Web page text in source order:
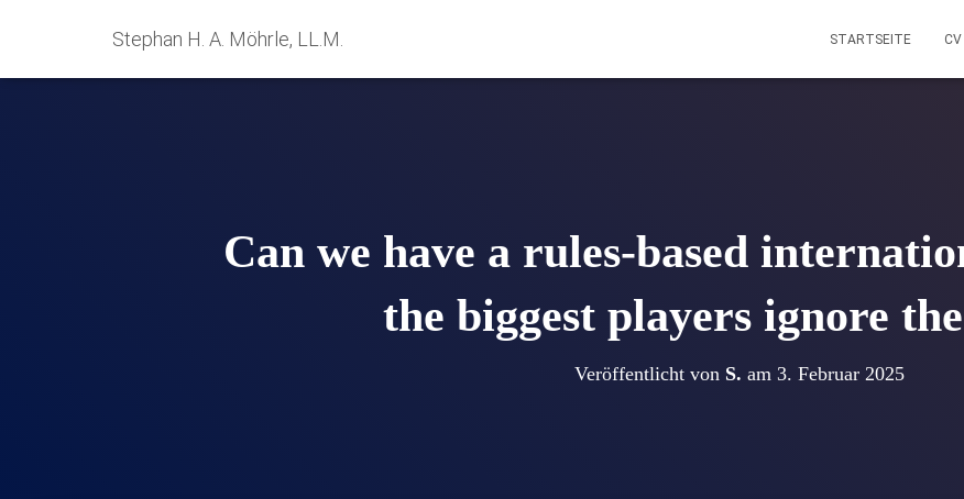
Stephan H. A. Möhrle, LL.M. STARTSEITE CV
Can we have a rules-based
the biggest players ignore
Veröffentlicht von S. am 3. Februar 2025